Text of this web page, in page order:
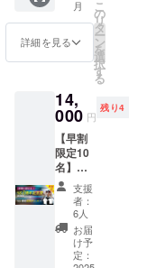
イブ)2
周年記
念祭を
周年
パー
ティー
ではな
く、“イ
ケオジ
製作
所”とし
て新し
い文化
を発信
する
ト付き
(パーソ
ナル・
トレー
ニング
ティス
orスト
レッ
チ)×1 ポ
ロシャ
ツ or T
シャツ
シャツ
サイ
ズ：S／
M／L／
月
詳細を見る
こ
の
リ
タ
ー
ン
を
選
択
す
る
14,
000 円
残り4
【早割
限定10
名】
16,000
円
→14,00
0円。
（パー
支援
者：
6人
お届
け予
定：